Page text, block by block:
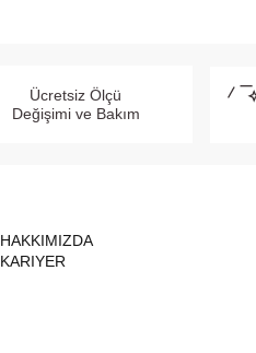
Ücretsiz Ölçü
Değişimi ve Bakım
HAKKIMIZDA
KARIYER